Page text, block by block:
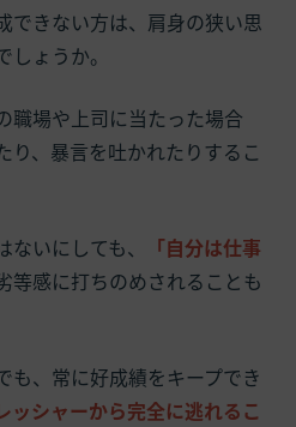
できない方は、肩身の狭い思
ょうか。
職場や上司に当たった場合
り、暴言を吐かれたりするこ
いにしても、
「自分は仕事
等感に打ちのめされることも
も、常に好成績をキープでき
ッシャーから完全に逃れるこ